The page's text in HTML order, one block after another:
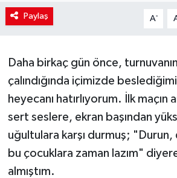
Paylaş A-
Daha birkaç gün önce,
çalındığında içimizde
heyecanı hatırlıyorum. İlk maçın
sert seslere, ekran başından
uğultulara karşı durmuş; "Durun,
bu çocuklara zaman lazım"
almıştım.